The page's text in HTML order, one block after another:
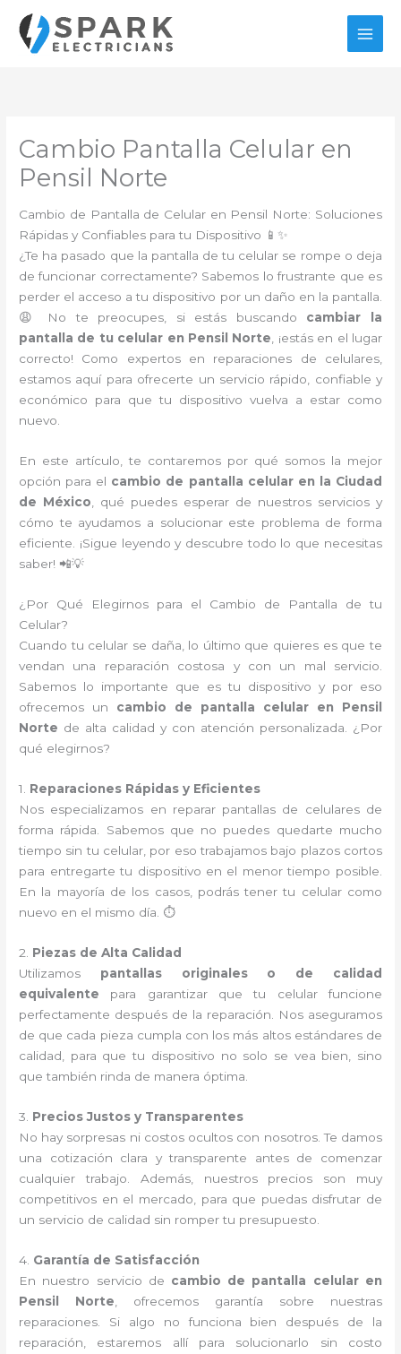
contenido
Cambio Pantalla Celular en
Pensil Norte
Cambio de Pantalla de Celular en Pensil Norte: Soluciones
Rápidas y Confiables para tu Dispositivo 📱✨
¿Te ha pasado que la pantalla de tu celular se rompe o deja
de funcionar correctamente? Sabemos lo frustrante que es
perder el acceso a tu dispositivo por un daño en la pantalla.
😩 No te preocupes, si estás buscando cambiar la
pantalla de tu celular en Pensil Norte, ¡estás en el lugar
correcto! Como expertos en reparaciones de celulares,
estamos aquí para ofrecerte un servicio rápido, confiable y
económico para que tu dispositivo vuelva a estar como
nuevo.
En este artículo, te contaremos por qué somos la mejor
opción para el cambio de pantalla celular en la Ciudad
de México , qué puedes esperar de nuestros servicios y
cómo te ayudamos a solucionar este problema de forma
eficiente. ¡Sigue leyendo y descubre todo lo que necesitas
saber! 📲💡
¿Por Qué Elegirnos para el Cambio de Pantalla de tu
Celular?
Cuando tu celular se daña, lo último que quieres es que te
vendan una reparación costosa y con un mal servicio.
Sabemos lo importante que es tu dispositivo y por eso
ofrecemos un cambio de pantalla celular en Pensil
Norte de alta calidad y con atención personalizada. ¿Por
qué elegirnos?
1. Reparaciones Rápidas y Eficientes
Nos especializamos en reparar pantallas de celulares de
forma rápida. Sabemos que no puedes quedarte mucho
tiempo sin tu celular, por eso trabajamos bajo plazos cortos
para entregarte tu dispositivo en el menor tiempo posible.
En la mayoría de los casos, podrás tener tu celular como
nuevo en el mismo día. ⏱️
2. Piezas de Alta Calidad
Utilizamos pantallas originales o de calidad
equivalente para garantizar que tu celular funcione
perfectamente después de la reparación. Nos aseguramos
de que cada pieza cumpla con los más altos estándares de
calidad, para que tu dispositivo no solo se vea bien, sino
que también rinda de manera óptima.
3. Precios Justos y Transparentes
No hay sorpresas ni costos ocultos con nosotros. Te damos
una cotización clara y transparente antes de comenzar
cualquier trabajo. Además, nuestros precios son muy
competitivos en el mercado, para que puedas disfrutar de
un servicio de calidad sin romper tu presupuesto.
4. Garantía de Satisfacción
En nuestro servicio de cambio de pantalla celular en
Pensil Norte , ofrecemos garantía sobre nuestras
reparaciones. Si algo no funciona bien después de la
reparación, estaremos allí para solucionarlo sin costo